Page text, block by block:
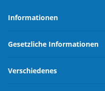
Informationen
Gesetzliche Informationen
Verschiedenes